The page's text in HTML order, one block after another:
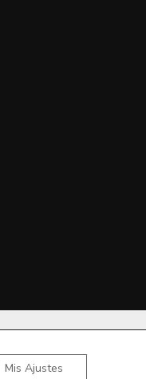
Mis Ajustes